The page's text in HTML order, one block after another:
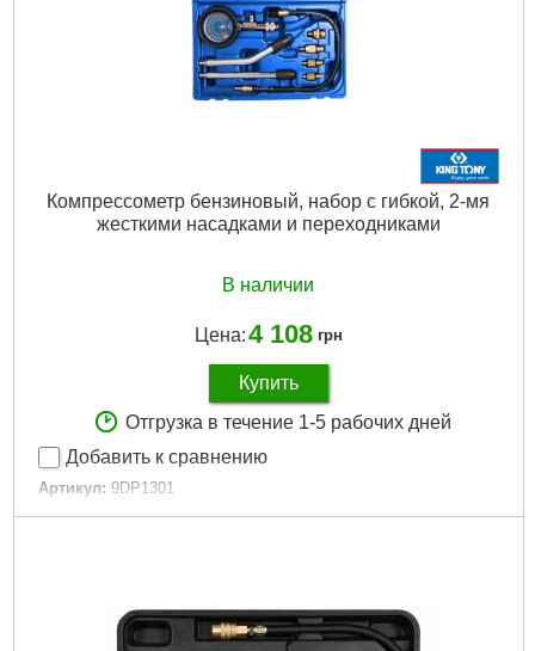
Подробнее...
Компрессометр бензиновый, набор с гибкой, 2-мя
жесткими насадками и переходниками
В наличии
Цена:4 108 грн
Купить
Отгрузка в течение 1-5 рабочих дней
Добавить к сравнению
Артикул: 9DP1301
Код товара: 15.71.29
Подробнее...